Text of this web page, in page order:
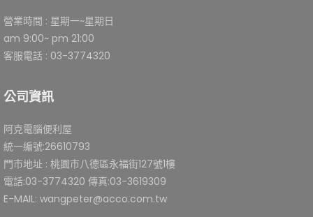
營業時間 : 星期一~星期日
am 9:00~ pm 21:00
客服電話 : 03-3774320
公司資訊
阿克電腦便利屋
統一編號:26610793
門市地址 : 桃園市八德區永福街127號1樓
電話:03-3774320 傳真:03-3619309
E-MAIL: wangpeter@acco.com.tw